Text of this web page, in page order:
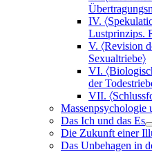
IV.
Lustprinzips.
V. 〈Revision
Sexualtriebe〉
VI.
der
VII.
Massenpsychologie
Das Ich und das Es
Die Zukunft einer
Das Unbehagen in